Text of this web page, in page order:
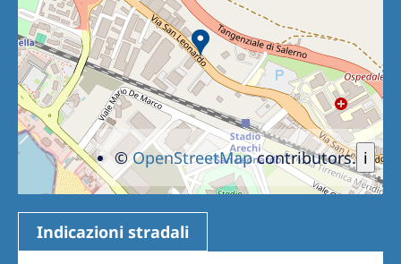
i
©OpenStreetMapcontributors.
Indicazioni stradali